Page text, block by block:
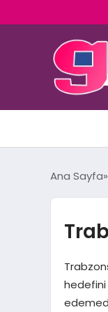
Ana Sayfa
hedefini